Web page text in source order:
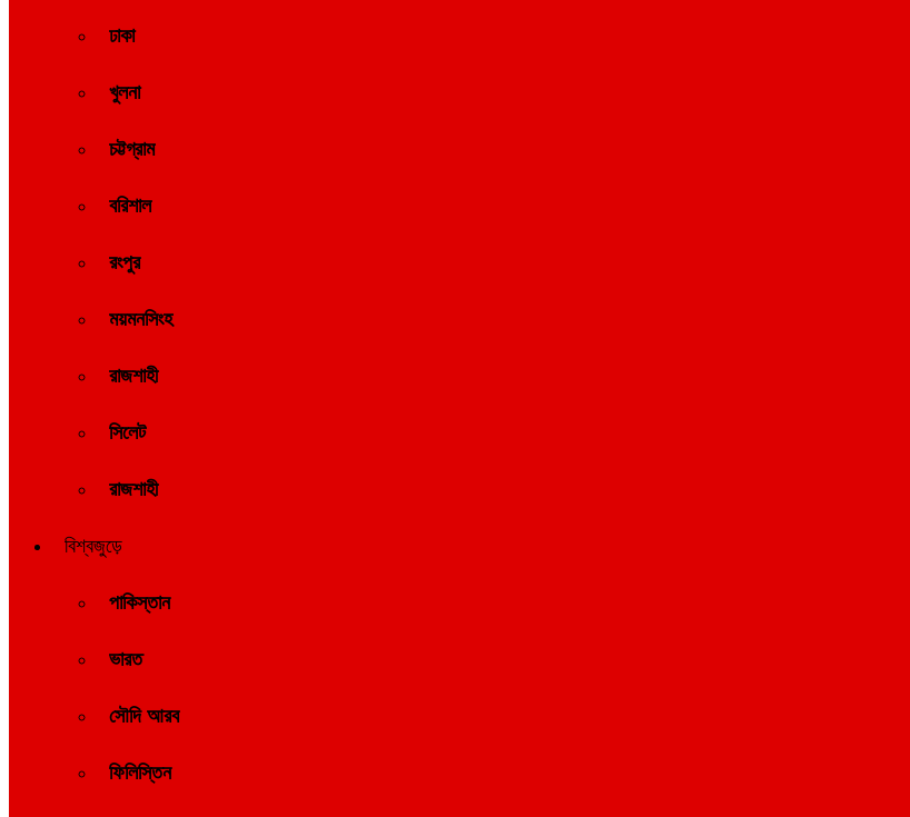
ঢাকা
খুলনা
চট্টগ্রাম
বরিশাল
রংপুর
ময়মনসিংহ
রাজশাহী
সিলেট
রাজশাহী
বিশ্বজুড়ে
পাকিস্তান
ভারত
সৌদি আরব
ফিলিস্তিন